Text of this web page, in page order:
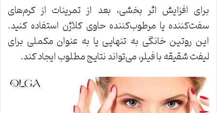
برای افزایش اثر بخشی، بعد از تمرینات از کرم‌های
سفت‌کننده یا مرطوب‌کننده حاوی کلاژن استفاده کنید.
این روتین خانگی به تنهایی یا به عنوان مکملی برای
لیفت شقیقه با فیلر، می‌تواند نتایج مطلوب ایجاد کند.